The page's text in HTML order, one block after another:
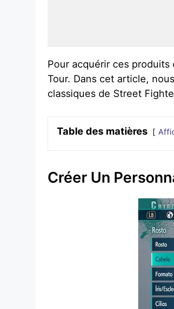
Pour acquérir ces
Tour. Dans cet article,
classiques de Street
Table des matières
Créer Un